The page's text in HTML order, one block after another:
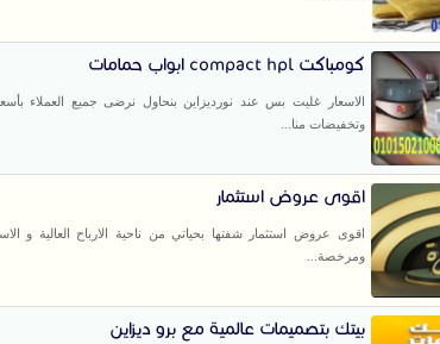
كومباكت compact hpl ابواب حمامات
الاسعار غليت بس عند نورديزاين بنحاول نرضى جميع العملاء
وتخفيضات منا...
اقوى عروض استثمار
اقوى عروض استثمار شفتها بحياتي من ناحية الارباح العالية و
ومرخصة...
بيتك بتصميمات عالمية مع برو ديزاين